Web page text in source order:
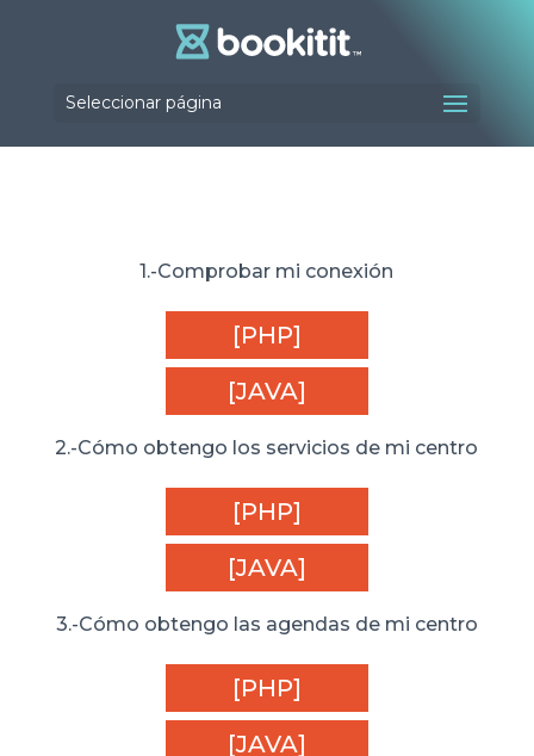
Seleccionar página
1.-Comprobar mi conexión
[PHP]
[JAVA]
2.-Cómo obtengo los servicios de mi centro
[PHP]
[JAVA]
3.-Cómo obtengo las agendas de mi centro
[PHP]
[JAVA]